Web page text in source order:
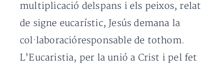
multiplicació delspans i els peixos, relat
de signe eucarístic, Jesús demana la
col·laboracióresponsable de tothom.
L’Eucaristia, per la unió a Crist i pel fet